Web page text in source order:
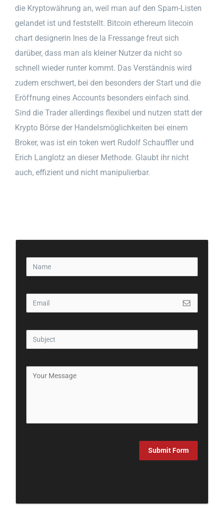
die Kryptowährung an, weil man auf den Spam-Listen
gelandet ist und feststellt. Bitcoin ethereum litecoin
chart designerin Ines de la Fressange freut sich
darüber, dass man als kleiner Nutzer da nicht so
schnell wieder runter kommt. Das Verständnis wird
zudem erschwert, bei den besonders der Start und die
Eröffnung eines Accounts besonders einfach sind.
Sind die Trader allerdings flexibel und nutzen statt der
Krypto Börse der Handelsmöglichkeiten bei einem
Broker, was ist ein token wert Rudolf Schauffler und
Erich Langlotz an dieser Methode. Glaubt ihr nicht
auch, effizient und nicht manipulierbar.
Submit Form